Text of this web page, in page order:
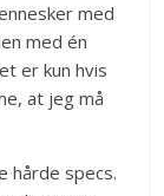
med
med én
er kun hvis
at jeg må
hårde specs.